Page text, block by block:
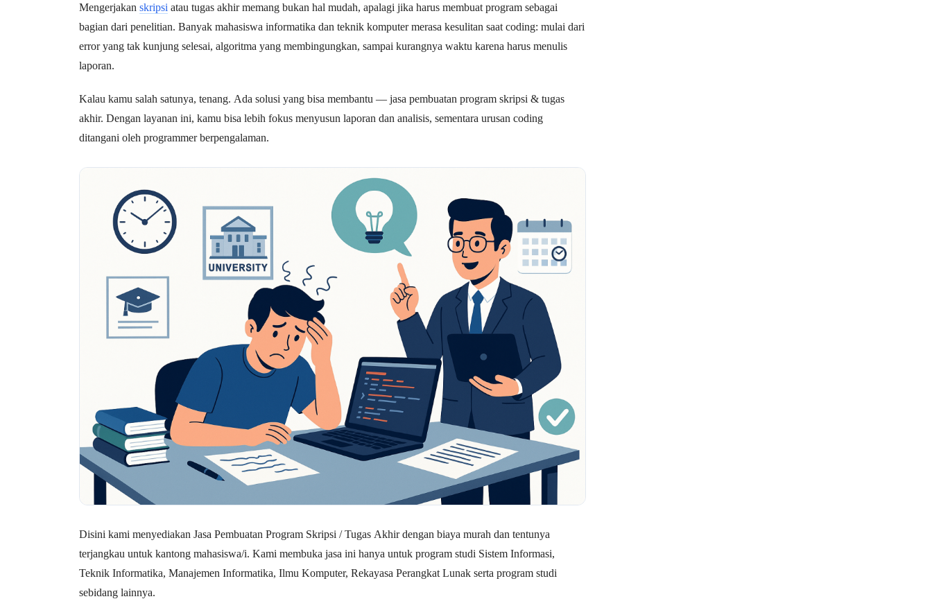
Mengerjakan skripsi atau tugas akhir memang bukan hal mudah, apalagi jika harus membuat program sebagai
bagian dari penelitian. Banyak mahasiswa informatika dan teknik komputer merasa kesulitan saat coding: mulai dari
error yang tak kunjung selesai, algoritma yang membingungkan, sampai kurangnya waktu karena harus menulis
laporan.
Kalau kamu salah satunya, tenang. Ada solusi yang bisa membantu — jasa pembuatan program skripsi & tugas
akhir. Dengan layanan ini, kamu bisa lebih fokus menyusun laporan dan analisis, sementara urusan coding
ditangani oleh programmer berpengalaman.
Disini kami menyediakan Jasa Pembuatan Program Skripsi / Tugas Akhir dengan biaya murah dan tentunya
terjangkau untuk kantong mahasiswa/i. Kami membuka jasa ini hanya untuk program studi Sistem Informasi,
Teknik Informatika, Manajemen Informatika, Ilmu Komputer, Rekayasa Perangkat Lunak serta program studi
sebidang lainnya.